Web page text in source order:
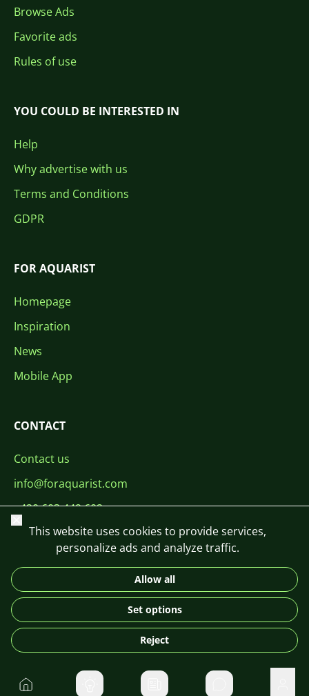
Browse Ads
Favorite ads
Rules of use
YOU COULD BE INTERESTED IN
Help
Why advertise with us
Terms and Conditions
GDPR
FOR AQUARIST
Homepage
Inspiration
News
Mobile App
CONTACT
Contact us
info@foraquarist.com
+420 603 449 602
DE
© 2026 For Aquarist
Home Private messages
Close
This website uses cookies to provide services,
personalize ads and analyze traffic.
Allow all
Set options
Reject